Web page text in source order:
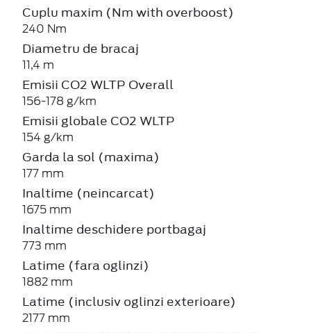
Cuplu maxim (Nm with overboost)
240 Nm
Diametru de bracaj
11,4 m
Emisii CO2 WLTP Overall
156-178 g/km
Emisii globale CO2 WLTP
154 g/km
Garda la sol (maxima)
177 mm
Inaltime (neincarcat)
1675 mm
Inaltime deschidere portbagaj
773 mm
Latime (fara oglinzi)
1882 mm
Latime (inclusiv oglinzi exterioare)
2177 mm